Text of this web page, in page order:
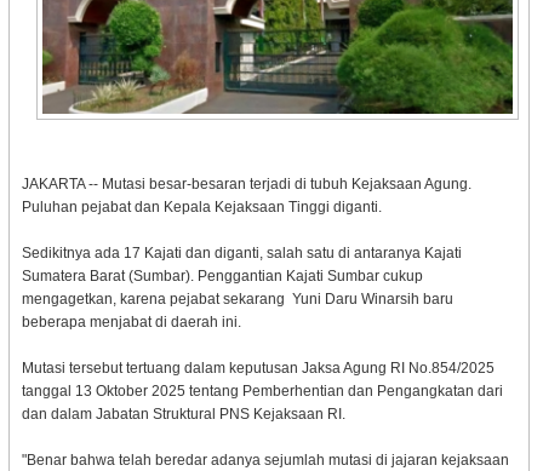
JAKARTA -- Mutasi besar-besaran terjadi di tubuh Kejaksaan Agung.
Puluhan pejabat dan Kepala Kejaksaan Tinggi diganti.
Sedikitnya ada 17 Kajati dan diganti, salah satu di antaranya Kajati
Sumatera Barat (Sumbar). Penggantian Kajati Sumbar cukup
mengagetkan, karena pejabat sekarang Yuni Daru Winarsih baru
beberapa menjabat di daerah ini.
Mutasi tersebut tertuang dalam keputusan Jaksa Agung RI No.854/2025
tanggal 13 Oktober 2025 tentang Pemberhentian dan Pengangkatan dari
dan dalam Jabatan Struktural PNS Kejaksaan RI.
"Benar bahwa telah beredar adanya sejumlah mutasi di jajaran kejaksaan